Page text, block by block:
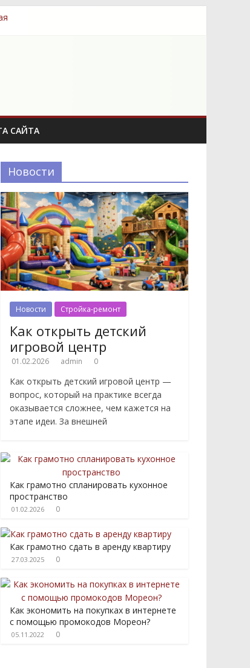
САЙТА
Новости
Новости Стройка-ремонт
Как открыть детский
игровой центр
01.02.2026 admin 0
Как открыть детский игровой центр —
вопрос, который на практике всегда
оказывается сложнее, чем кажется на
этапе идеи. За внешней
Как грамотно спланировать кухонное
пространство
01.02.2026 0
Как грамотно сдать в аренду квартиру
27.03.2025 0
Как экономить на покупках в интернете
с помощью промокодов Мореон?
05.11.2022 0